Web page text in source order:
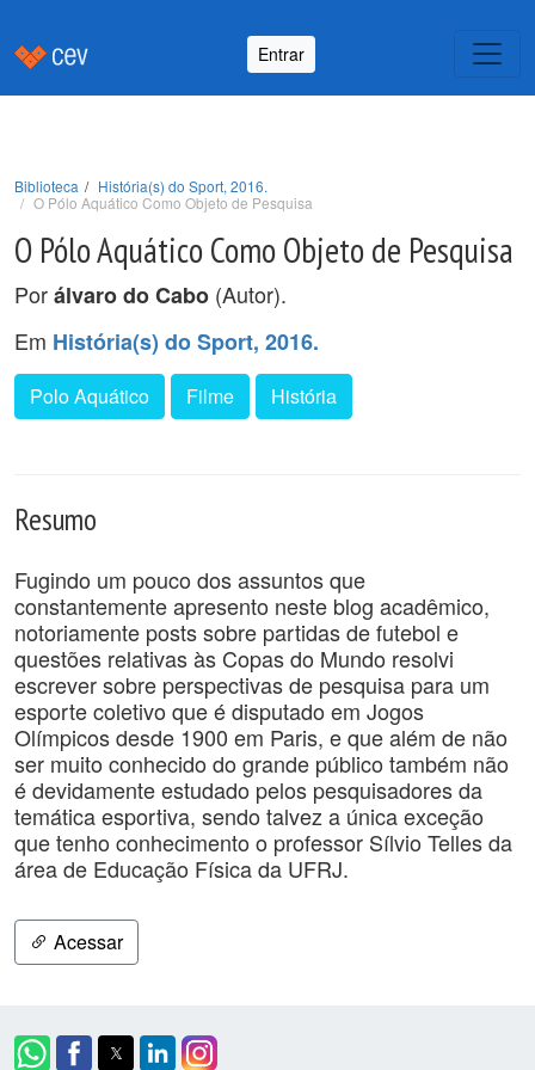
Entrar
Biblioteca
História(s) do Sport, 2016.
O Pólo Aquático Como Objeto de Pesquisa
O Pólo Aquático Como Objeto de Pesquisa
Porálvaro do Cabo (Autor).
Em História(s) do Sport, 2016.
Polo Aquático Filme História
Resumo
Fugindo um pouco dos assuntos que
constantemente apresento neste blog acadêmico,
notoriamente posts sobre partidas de futebol e
questões relativas às Copas do Mundo resolvi
escrever sobre perspectivas de pesquisa para um
esporte coletivo que é disputado em Jogos
Olímpicos desde 1900 em Paris, e que além de não
ser muito conhecido do grande público também não
é devidamente estudado pelos pesquisadores da
temática esportiva, sendo talvez a única exceção
que tenho conhecimento o professor Sílvio Telles da
área de Educação Física da UFRJ.
Acessar